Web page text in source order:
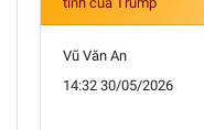
Vũ Văn An
14:32 30/05/2026